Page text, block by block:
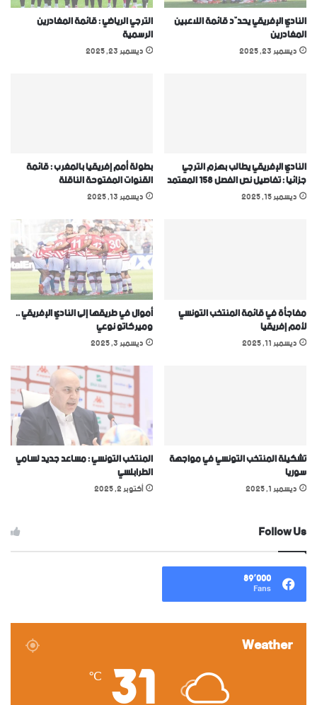
النادي الإفريقي يحدّد قائمة اللاعبين
المغادرين
ديسمبر 23, 2025
الترجي الرياضي : قائمة المغادرين
الرسمية
ديسمبر 23, 2025
النادي الإفريقي يطالب بهزم الترجي
جزائيا : تفاصيل نص الفصل 158 المعتمد
ديسمبر 15, 2025
بطولة أمم إفريقيا بالمغرب : قائمة
القنوات المفتوحة الناقلة
ديسمبر 13, 2025
مفاجأة في قائمة المنتخب التونسي
ﻷمم إفريقيا
ديسمبر 11, 2025
أموال في طريقها إلى النادي الإفريقي ..
وميركاتو نوعي
ديسمبر 3, 2025
تشكيلة المنتخب التونسي في مواجهة
سوريا
ديسمبر 1, 2025
المنتخب التونسي : مساعد جديد لسامي
الطرابلسي
أكتوبر 2, 2025
Follow Us
89٬000
Fans
Weather
℃